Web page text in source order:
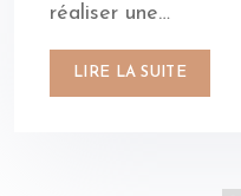
réaliser une…
LIRE LA SUITE